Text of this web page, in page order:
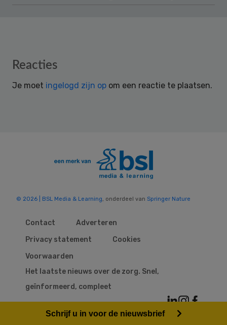
Reader
Reacties
Je moet ingelogd zijn op om een reactie te plaatsen.
© 2026 | BSL Media & Learning, onderdeel van Springer Nature
Contact
Adverteren
Privacy statement
Cookies
Voorwaarden
Het laatste nieuws over de zorg. Snel,
geïnformeerd, compleet
Schrijf u in voor de nieuwsbrief